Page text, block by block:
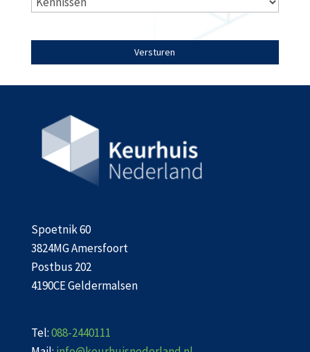
Versturen
Spoetnik 60
3824MG Amersfoort
Postbus 202
4190CE Geldermalsen
Tel:088-2440111